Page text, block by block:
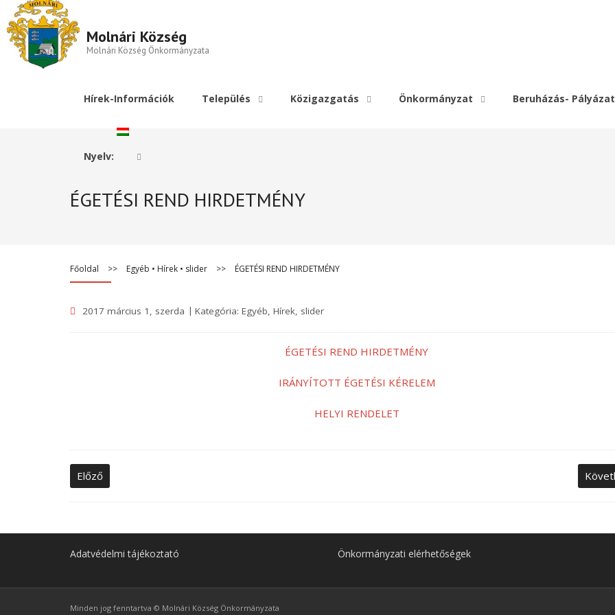
Molnári Község
Molnári Község Önkormányzata
Hírek-Információk Település Közigazgatás Önkormányzat Beruházás- Pályázat
Nyelv:
ÉGETÉSI REND HIRDETMÉNY
Főoldal >> Egyéb • Hírek • slider >> ÉGETÉSI REND HIRDETMÉNY
2017 március 1, szerda Kategória: Egyéb, Hírek, slider
ÉGETÉSI REND HIRDETMÉNY
IRÁNYÍTOTT ÉGETÉSI KÉRELEM
HELYI RENDELET
Előző
Adatvédelmi tájékoztató Önkormányzati elérhetőségek
Minden jog fenntartva © Molnári Község Önkormányzata